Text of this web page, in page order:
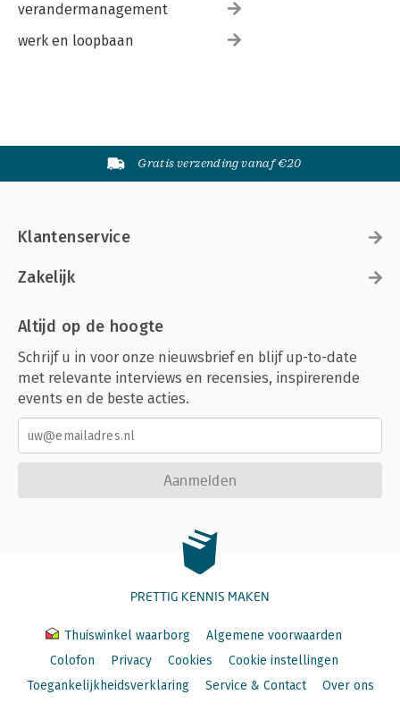
verandermanagement
werk en loopbaan
Gratis verzending vanaf €20
Klantenservice
Zakelijk
Altijd op de hoogte
Schrijf u in voor onze nieuwsbrief en blijf up-to-date
met relevante interviews en recensies, inspirerende
events en de beste acties.
Aanmelden
PRETTIG KENNIS MAKEN
Thuiswinkel waarborg
Algemene voorwaarden
Colofon
Privacy Cookies
Cookie instellingen
Toegankelijkheidsverklaring
Service & Contact Over ons